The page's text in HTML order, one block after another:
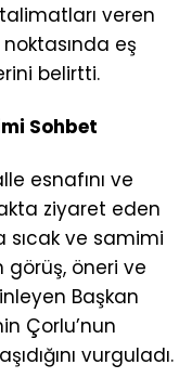
veren
noktasında eş
belirtti.
Sohbet
esnafını ve
ziyaret eden
sıcak ve samimi
görüş, öneri ve
Başkan
Çorlu’nun
vurguladı.